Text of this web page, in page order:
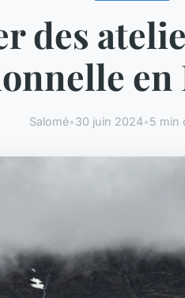
des
en
Salomé•30 juin 2024•5 min